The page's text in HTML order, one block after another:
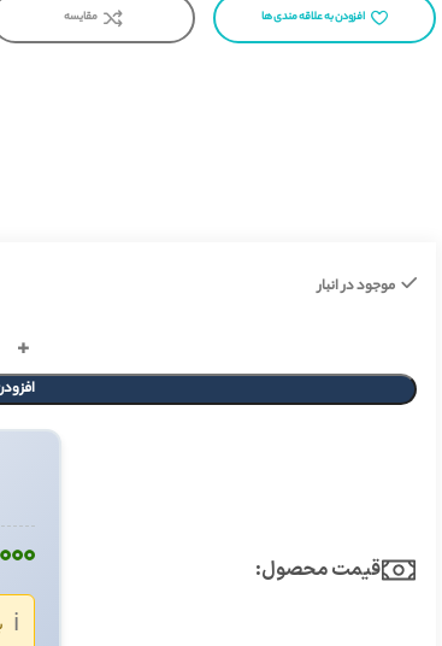
افزودن به علاقه مندی ها مقایسه
موجود در انبار
قیمت محصول:​
ℹ️